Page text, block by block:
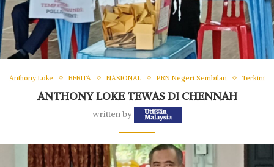
Anthony Loke BERITA NASIONAL PRN Negeri Sembilan Terkini
ANTHONY LOKE TEWAS DI CHENNAH
written by